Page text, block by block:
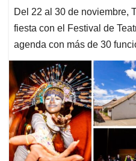
Del 22 al 30 de noviembre,
fiesta con el Festival de
agenda con más de 30